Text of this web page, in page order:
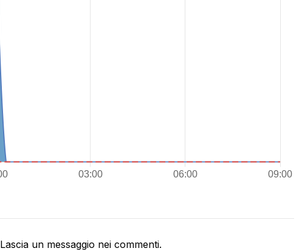
Lascia un messaggio nei commenti.